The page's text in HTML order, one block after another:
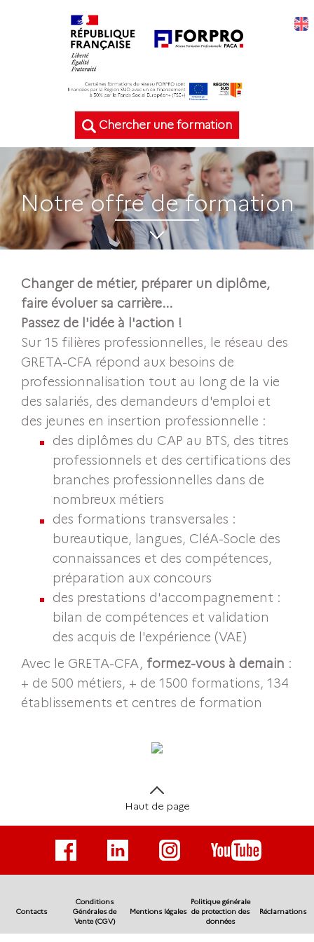
Chercher une formation
Notre offre de formation
Changer de métier, préparer un diplôme,
faire évoluer sa carrière...
Passez de l'idée à l'action !
Sur 15 filières professionnelles, le réseau des
GRETA-CFA répond aux besoins de
professionnalisation tout au long de la vie
des salariés, des demandeurs d'emploi et
des jeunes en insertion professionnelle :
des diplômes du CAP au BTS, des titres
professionnels et des certifications des
branches professionnelles dans de
nombreux métiers
des formations transversales :
bureautique, langues, CléA-Socle des
connaissances et des compétences,
préparation aux concours
des prestations d'accompagnement :
bilan de compétences et validation
des acquis de l'expérience (VAE)
Avec le GRETA-CFA, formez-vous à demain :
+ de 500 métiers, + de 1500 formations, 134
établissements et centres de formation
Haut de page
Contacts
Conditions
Générales de
Vente (CGV)
Mentions légales
Politique générale
de protection des
données
Réclamations